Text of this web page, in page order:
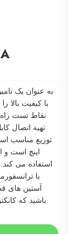
نقاط تست
تهیه اتصال
اینچ است و
استفاده می
با
آستین های
باشید که